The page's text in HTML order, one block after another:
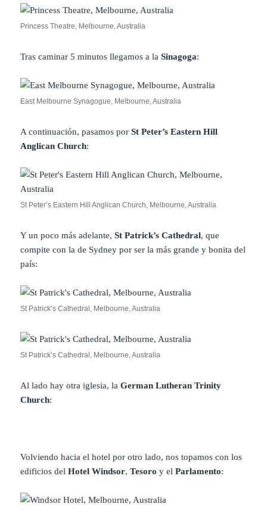
Princess Theatre, Melbourne, Australia
Tras caminar 5 minutos llegamos a laSinagoga:
East Melbourne Synagogue, Melbourne, Australia
A continuación, pasamos por St Peter’s Eastern Hill
Anglican Church:
St Peter’s Eastern Hill Anglican Church, Melbourne, Australia
Y un poco más adelante,St Patrick’s Cathedral, que
compite con la de Sydney por ser la más grande y bonita del
país:
St Patrick’s Cathedral, Melbourne, Australia
St Patrick’s Cathedral, Melbourne, Australia
Al lado hay otra iglesia, laGerman Lutheran Trinity
Church:
Volviendo hacia el hotel por otro lado, nos topamos con los
edificios delHotel Windsor,Tesoro y elParlamento: